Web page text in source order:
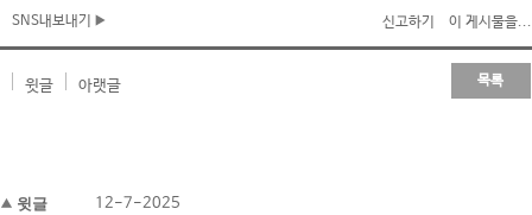
SNS내보내기 신고하기 이 게시물을...
윗글 아랫글 목록
윗글 12-7-2025